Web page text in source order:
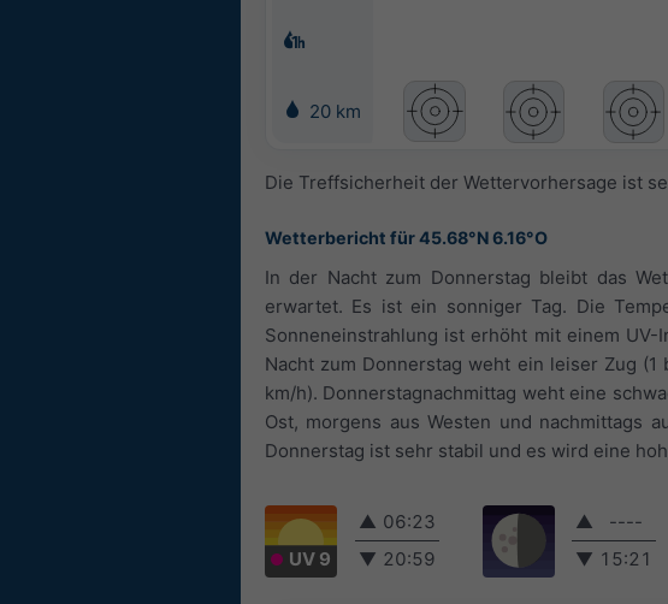
20 km
Die Treffsicherheit der Wettervorhersage ist
Wetterbericht für 45.68°N 6.16°O
In der Nacht zum Donnerstag bleibt das
erwartet. Es ist ein sonniger Tag. Die
Sonneneinstrahlung ist erhöht mit einem
Nacht zum Donnerstag weht ein leiser Zug
km/h). Donnerstagnachmittag weht eine
Ost, morgens aus Westen und nachmittags
Donnerstag ist sehr stabil und es wird eine
UV 9
▲ 06:23
▼ 20:59
▲
----
▼ 15:21